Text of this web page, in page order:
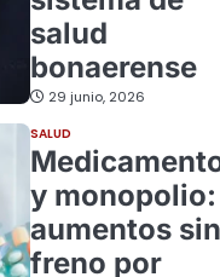
salud
bonaerense
29 junio, 2026
SALUD
y monopolio:
aumentos sin
freno por